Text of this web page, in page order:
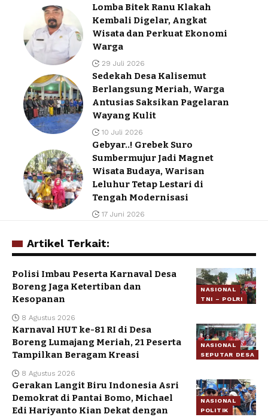
Lomba Bitek Ranu Klakah
Kembali Digelar, Angkat
Wisata dan Perkuat Ekonomi
Warga
29 Juli 2026
Sedekah Desa Kalisemut
Berlangsung Meriah, Warga
Antusias Saksikan Pagelaran
Wayang Kulit
10 Juli 2026
Gebyar..! Grebek Suro
Sumbermujur Jadi Magnet
Wisata Budaya, Warisan
Leluhur Tetap Lestari di
Tengah Modernisasi
17 Juni 2026
Artikel Terkait:
NASIONAL
TNI – POLRI
Polisi Imbau Peserta Karnaval Desa
Boreng Jaga Ketertiban dan
Kesopanan
8 Agustus 2026
NASIONAL
SEPUTAR DESA
Karnaval HUT ke-81 RI di Desa
Boreng Lumajang Meriah, 21 Peserta
Tampilkan Beragam Kreasi
8 Agustus 2026
NASIONAL
POLITIK
Gerakan Langit Biru Indonesia Asri
Demokrat di Pantai Bomo, Michael
Edi Hariyanto Kian Dekat dengan